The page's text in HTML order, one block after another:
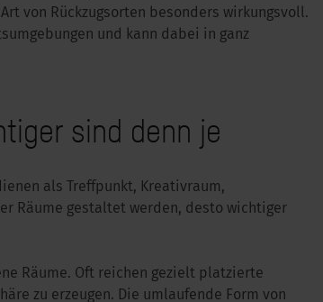
von Rückzugsorten besonders wirkungsvoll.
und kann dabei in ganz
sind denn je
als Treffpunkt, Kreativraum,
Räume gestaltet werden, desto wichtiger
Räume. Oft reichen gezielt platzierte
zu erzeugen. Die umlaufende Form von